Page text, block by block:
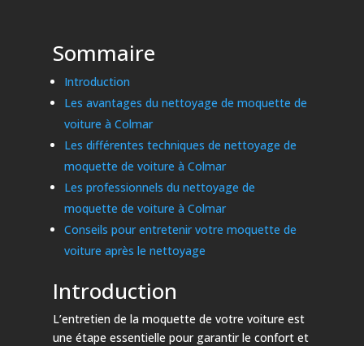
Sommaire
Introduction
Les avantages du nettoyage de moquette de
voiture à Colmar
Les différentes techniques de nettoyage de
moquette de voiture à Colmar
Les professionnels du nettoyage de
moquette de voiture à Colmar
Conseils pour entretenir votre moquette de
voiture après le nettoyage
Introduction
L’entretien de la moquette de votre voiture est
une étape essentielle pour garantir le confort et